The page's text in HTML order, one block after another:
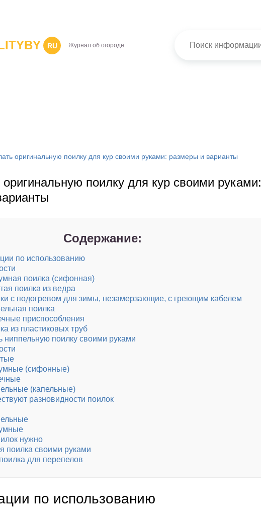
RU Журнал об огороде
оригинальную поилку для кур своими руками: размеры и варианты
оригинальную поилку для кур своими руками:
Содержание:
по использованию
поилка (сифонная)
поилка из ведра
с подогревом для зимы, незамерзающие, с греющим кабелем
поилка
приспособления
из пластиковых труб
ниппельную поилку своими руками
(сифонные)
(капельные)
разновидности поилок
нужно
поилка своими руками
для перепелов
по использованию